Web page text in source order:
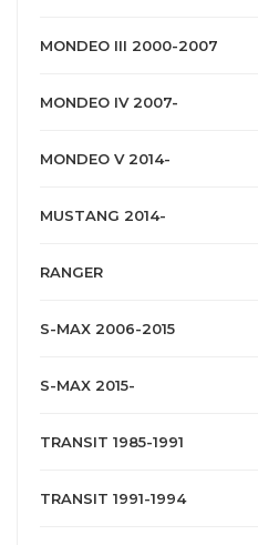
MONDEO III 2000-2007
MONDEO IV 2007-
MONDEO V 2014-
MUSTANG 2014-
RANGER
S-MAX 2006-2015
S-MAX 2015-
TRANSIT 1985-1991
TRANSIT 1991-1994